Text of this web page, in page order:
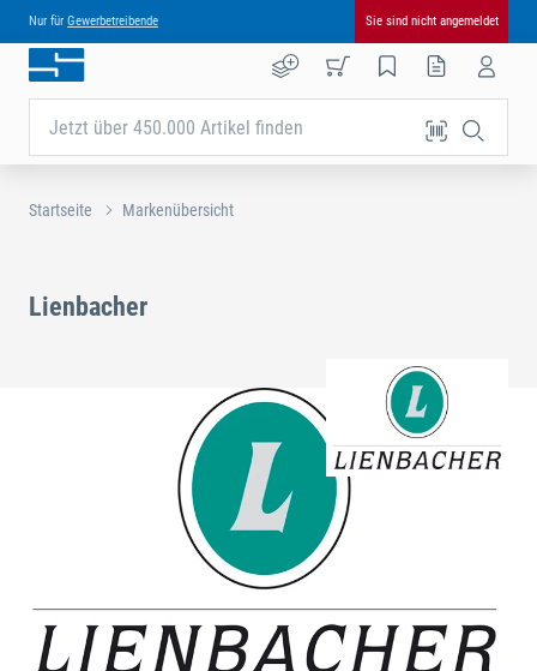
Nur für Gewerbetreibende Sie sind nicht angemeldet
Jetzt über 450.000 Artikel finden
Startseite Markenübersicht
Lienbacher